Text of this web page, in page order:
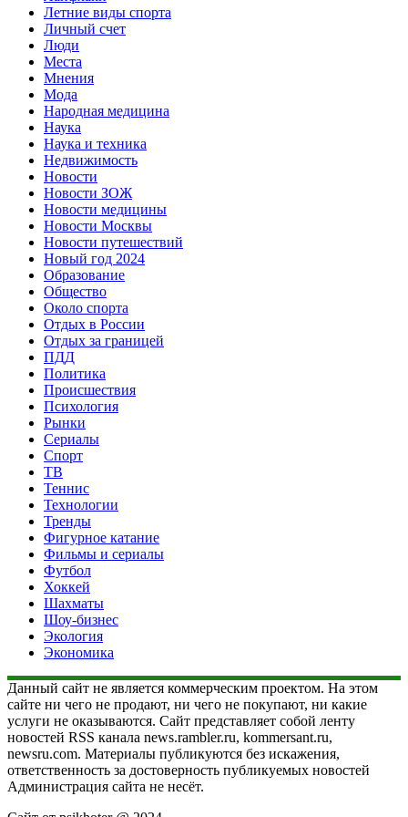
Летние виды спорта
Личный счет
Люди
Места
Мнения
Мода
Народная медицина
Наука
Наука и техника
Недвижимость
Новости
Новости ЗОЖ
Новости медицины
Новости Москвы
Новости путешествий
Новый год 2024
Образование
Общество
Около спорта
Отдых в России
Отдых за границей
ПДД
Политика
Происшествия
Психология
Рынки
Сериалы
Спорт
ТВ
Теннис
Технологии
Тренды
Фигурное катание
Фильмы и сериалы
Футбол
Хоккей
Шахматы
Шоу-бизнес
Экология
Экономика
Данный сайт не является коммерческим проектом. На этом
сайте ни чего не продают, ни чего не покупают, ни какие
услуги не оказываются. Сайт представляет собой ленту
новостей RSS канала news.rambler.ru, kommersant.ru,
newsru.com. Материалы публикуются без искажения,
ответственность за достоверность публикуемых новостей
Администрация сайта не несёт.